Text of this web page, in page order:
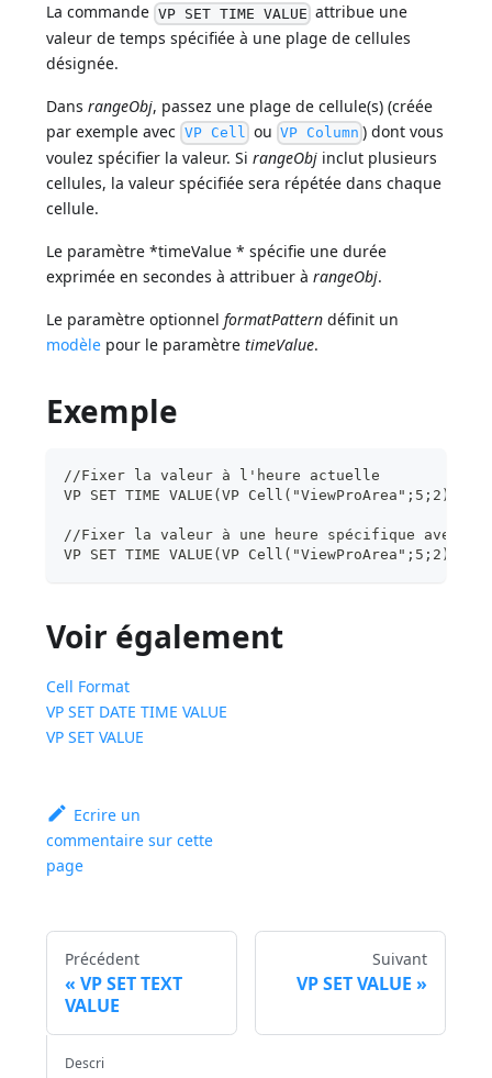
La commande VP SET TIME VALUE attribue une
valeur de temps spécifiée à une plage de cellules
désignée.
DansrangeObj, passez une plage de cellule(s) (créée
par exemple avec VP Cell ou VP Column ) dont vous
voulez spécifier la valeur. SirangeObj inclut plusieurs
cellules, la valeur spécifiée sera répétée dans chaque
cellule.
Le paramètre *timeValue * spécifie une durée
exprimée en secondes à attribuer àrangeObj.
Le paramètre optionnelformatPattern définit un
modèle pour le paramètretimeValue.
Exemple
//Fixer la valeur à l'heure actuelle
VP SET TIME VALUE(VP
//Fixer la valeur à une heure spécifique avec un
VP SET TIME VALUE(VP
Voir également
Cell Format
VP SET DATE TIME VALUE
VP SET VALUE
Ecrire un
commentaire sur cette
page
Précédent
VP SET TEXT
VALUE
Suivant
VP SET VALUE
Descri